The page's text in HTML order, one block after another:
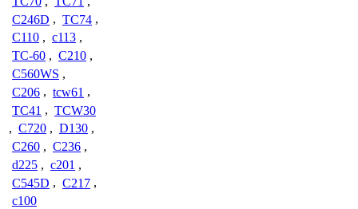
C246D , TC74 ,
C110 , c113 ,
TC-60 , C210 ,
C560WS ,
C206 , tcw61 ,
TC41 , TCW30
, C720 , D130 ,
C260 , C236 ,
d225 , c201 ,
C545D , C217 ,
c100